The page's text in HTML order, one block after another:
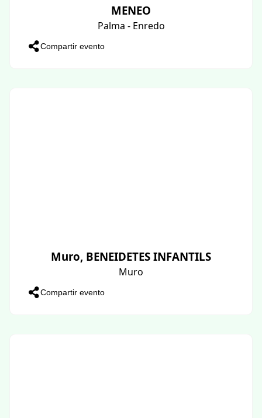
MENEO
Palma - Enredo
Compartir evento
Muro, BENEIDETES INFANTILS
Muro
Compartir evento